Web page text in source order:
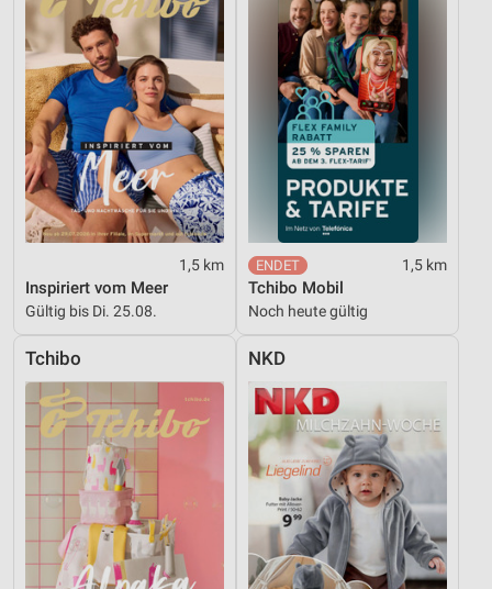
1,5 km
Inspiriert vom Meer
Gültig bis Di. 25.08.
1,5 km
Tchibo Mobil
Noch heute gültig
Tchibo NKD